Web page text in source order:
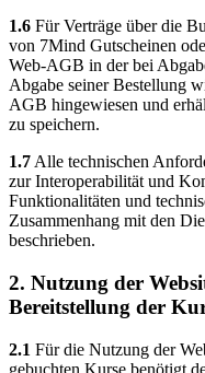
1.6 Für Verträge über die
von 7Mind Gutscheinen
Web-AGB in der bei
Abgabe seiner Bestellung
AGB hingewiesen und
zu speichern.
1.7Alle technischen
zur Interoperabilität und
Funktionalitäten und
Zusammenhang mit den
beschrieben.
2. Nutzung der
Bereitstellung der
2.1 Für die Nutzung der
gebuchten Kurse benötigt